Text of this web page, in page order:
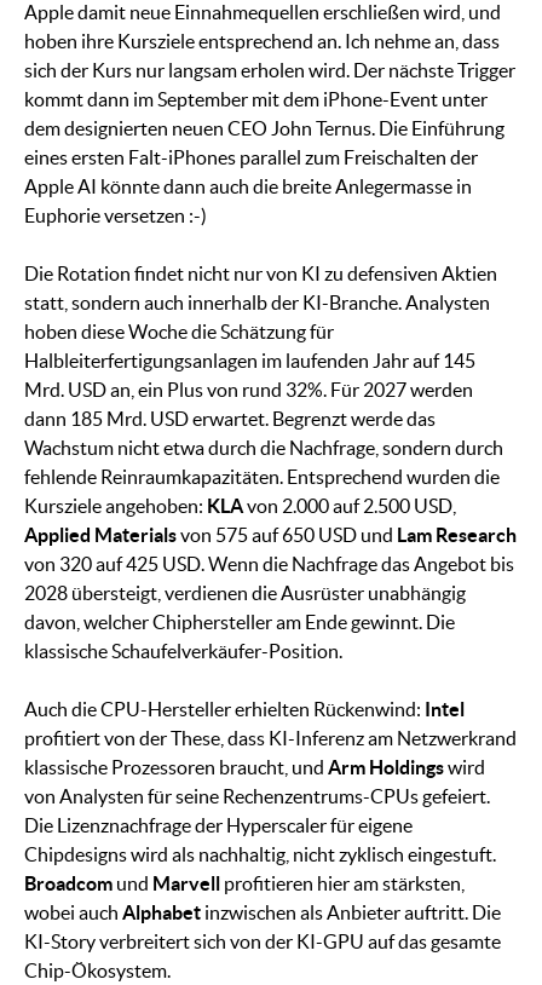
Apple damit neue Einnahmequellen erschließen wird, und
hoben ihre Kursziele entsprechend an. Ich nehme an, dass
sich der Kurs nur langsam erholen wird. Der nächste Trigger
kommt dann im September mit dem iPhone-Event unter
dem designierten neuen CEO John Ternus. Die Einführung
eines ersten Falt-iPhones parallel zum Freischalten der
Apple AI könnte dann auch die breite Anlegermasse in
Euphorie versetzen :-)
Die Rotation findet nicht nur von KI zu defensiven Aktien
statt, sondern auch innerhalb der KI-Branche. Analysten
hoben diese Woche die Schätzung für
Halbleiterfertigungsanlagen im laufenden Jahr auf 145
Mrd. USD an, ein Plus von rund 32%. Für 2027 werden
dann 185 Mrd. USD erwartet. Begrenzt werde das
Wachstum nicht etwa durch die Nachfrage, sondern durch
fehlende Reinraumkapazitäten. Entsprechend wurden die
Kursziele angehoben: KLAvon 2.000 auf 2.500 USD,
Applied Materialsvon 575 auf 650 USD und Lam Research
von 320 auf 425 USD. Wenn die Nachfrage das Angebot bis
2028 übersteigt, verdienen die Ausrüster unabhängig
davon, welcher Chiphersteller am Ende gewinnt. Die
klassische Schaufelverkäufer-Position.
Auch die CPU-Hersteller erhielten Rückenwind: Intel
profitiert von der These, dass KI-Inferenz am Netzwerkrand
klassische Prozessoren braucht, und Arm Holdingswird
von Analysten für seine Rechenzentrums-CPUs gefeiert.
Die Lizenznachfrage der Hyperscaler für eigene
Chipdesigns wird als nachhaltig, nicht zyklisch eingestuft.
Broadcom und Marvell profitieren hier am stärksten,
wobei auch Alphabet inzwischen als Anbieter auftritt. Die
KI-Story verbreitert sich von der KI-GPU auf das gesamte
Chip-Ökosystem.